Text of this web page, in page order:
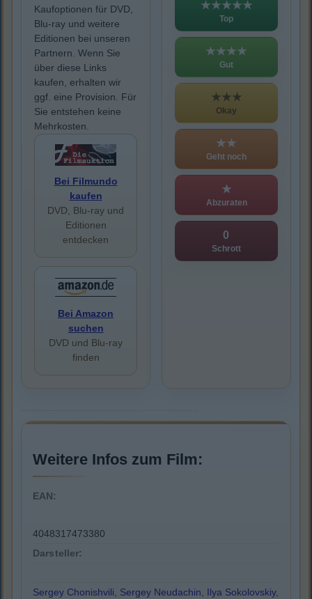
Kaufoptionen für DVD,
Blu-ray und weitere
Editionen bei unseren
Partnern. Wenn Sie
über diese Links
kaufen, erhalten wir
ggf. eine Provision. Für
Sie entstehen keine
Mehrkosten.
Bei Filmundo
kaufen
DVD, Blu-ray und
Editionen
entdecken
Bei Amazon
suchen
DVD und Blu-ray
finden
★★★★★
Top
★★★★
Gut
★★★
Okay
★★
Geht noch
★
Abzuraten
0
Schrott
Weitere Infos zum Film:
EAN:
4048317473380
Darsteller:
Sergey Chonishvili, Sergey Neudachin, Ilya Sokolovskiy,